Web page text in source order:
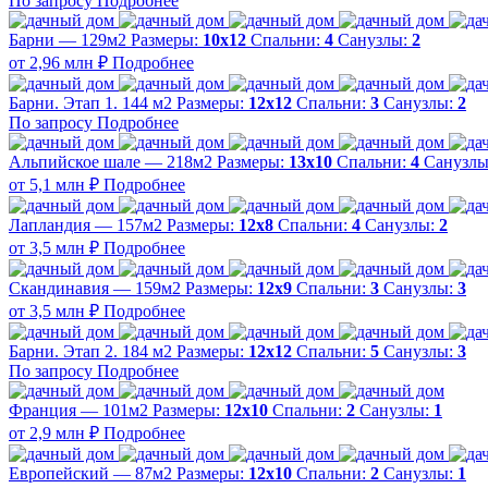
Барни — 129м2 Размеры: 10х12 Спальни: 4 Санузлы: 2
от 2,96 млн ₽ Подробнее
Барни. Этап 1. 144 м2 Размеры: 12х12 Спальни: 3 Санузлы: 2
По запросу Подробнее
Альпийское шале — 218м2 Размеры: 13х10 Спальни: 4
от 5,1 млн ₽ Подробнее
Лапландия — 157м2 Размеры: 12х8 Спальни: 4 Санузлы: 2
от 3,5 млн ₽ Подробнее
Скандинавия — 159м2 Размеры: 12х9 Спальни: 3 Санузлы: 3
от 3,5 млн ₽ Подробнее
Барни. Этап 2. 184 м2 Размеры: 12х12 Спальни: 5 Санузлы: 3
По запросу Подробнее
Франция — 101м2 Размеры: 12х10 Спальни: 2 Санузлы: 1
от 2,9 млн ₽ Подробнее
Европейский — 87м2 Размеры: 12х10 Спальни: 2 Санузлы: 1